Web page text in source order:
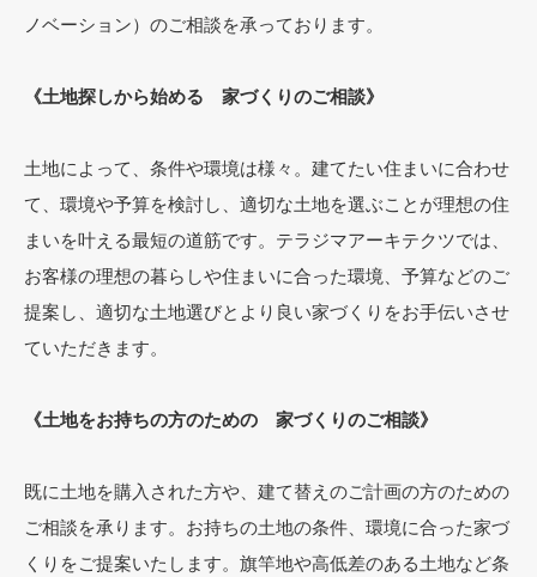
ノベーション）のご相談を承っております。
《土地探しから始める 家づくりのご相談》
土地によって、条件や環境は様々。建てたい住まいに合わせ
て、環境や予算を検討し、適切な土地を選ぶことが理想の住
まいを叶える最短の道筋です。テラジマアーキテクツでは、
お客様の理想の暮らしや住まいに合った環境、予算などのご
提案し、適切な土地選びとより良い家づくりをお手伝いさせ
ていただきます。
《土地をお持ちの方のための 家づくりのご相談》
既に土地を購入された方や、建て替えのご計画の方のための
ご相談を承ります。お持ちの土地の条件、環境に合った家づ
くりをご提案いたします。旗竿地や高低差のある土地など条